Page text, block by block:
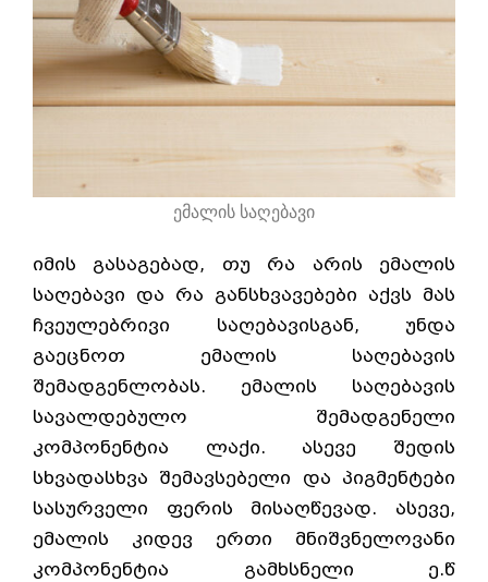
ემალის საღებავი
იმის გასაგებად, თუ რა არის ემალის
საღებავი და რა განსხვავებები აქვს მას
ჩვეულებრივი საღებავისგან, უნდა
გაეცნოთ ემალის საღებავის
შემადგენლობას. ემალის საღებავის
სავალდებულო შემადგენელი
კომპონენტია ლაქი. ასევე შედის
სხვადასხვა შემავსებელი და პიგმენტები
სასურველი ფერის მისაღწევად. ასევე,
ემალის კიდევ ერთი მნიშვნელოვანი
კომპონენტია გამხსნელი ე.წ